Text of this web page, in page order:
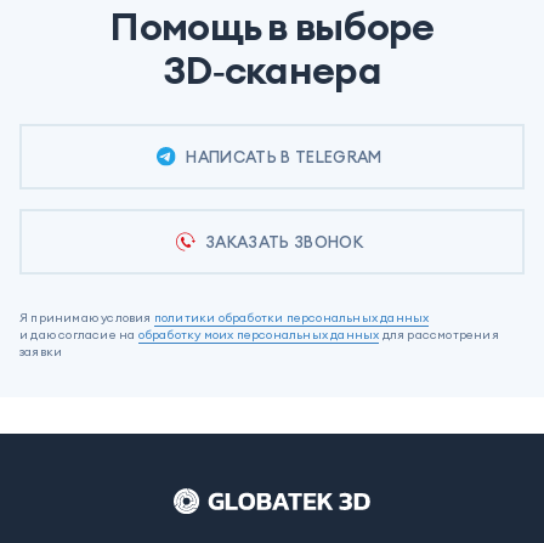
Помощь в выборе
3D‑сканера
НАПИСАТЬ В TELEGRAM
ЗАКАЗАТЬ ЗВОНОК
Я принимаю условия политики обработки персональных данных
и даю согласие на обработку моих персональных данных для рассмотрения
заявки